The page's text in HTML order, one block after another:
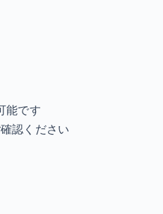
能です
認ください